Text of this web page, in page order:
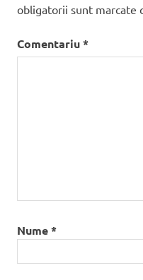
obligatorii sunt marcate
Comentariu*
Nume*